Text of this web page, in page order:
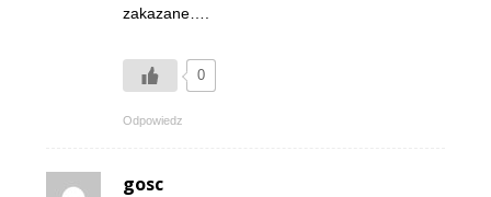
zakazane….
0
Odpowiedz
gosc